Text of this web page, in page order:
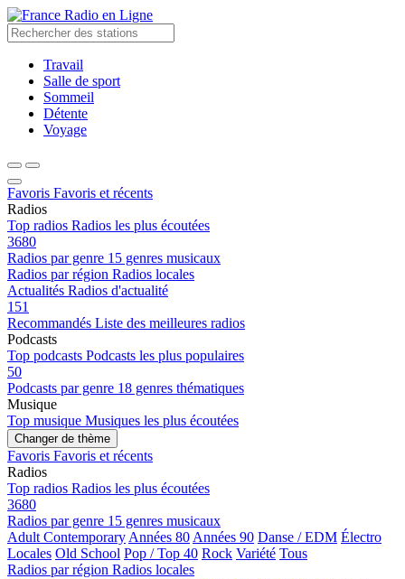
Radio en Ligne
Travail
Salle de sport
Sommeil
Détente
Voyage
Favoris Favoris et récents
Radios
Top radios Radios les plus écoutées
3680
Radios par genre 15 genres musicaux
Radios par région Radios locales
Actualités Radios d'actualité
151
Recommandés Liste des meilleures radios
Podcasts
Top podcasts Podcasts les plus populaires
50
Podcasts par genre 18 genres thématiques
Musique
Top musique Musiques les plus écoutées
Changer de thème
Favoris Favoris et récents
Radios
Top radios Radios les plus écoutées
3680
Radios par genre 15 genres musicaux
Adult Contemporary Années 80 Années 90 Danse / EDM Électro
Locales Old School Pop / Top 40 Rock Variété Tous
Radios par région Radios locales